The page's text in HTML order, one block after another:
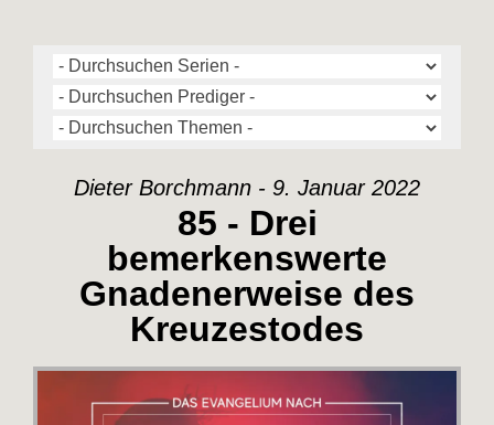
Dieter Borchmann - 9. Januar 2022
85 - Drei
bemerkenswerte
Gnadenerweise des
Kreuzestodes